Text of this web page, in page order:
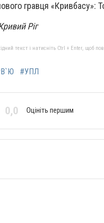
гравця «Кривбасу»:
Ріг
текст і натисніть Ctrl + Enter, щоб
#УПЛ
0,0 Оцініть першим